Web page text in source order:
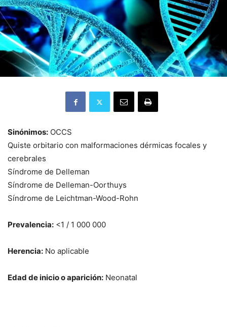
Sinónimos: OCCS
Quiste orbitario con malformaciones dérmicas focales y
cerebrales
Síndrome de Delleman
Síndrome de Delleman-Oorthuys
Síndrome de Leichtman-Wood-Rohn
Prevalencia: <1 / 1 000 000
Herencia: No aplicable
Edad de inicio o aparición: Neonatal